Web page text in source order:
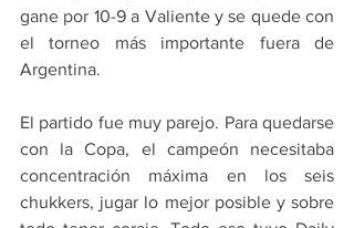
gane por 10-9 a Valiente y se quede con
el torneo más importante fuera de
Argentina.
El partido fue muy parejo. Para quedarse
con la Copa, el campeón necesitaba
concentración máxima en los seis
chukkers, jugar lo mejor posible y sobre